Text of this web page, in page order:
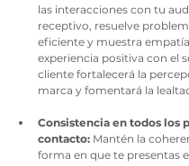
las interacciones con tu
receptivo, resuelve
eficiente y muestra
experiencia positiva con el
cliente fortalecerá la
marca y fomentará la
Consistencia en todos los
contacto: Mantén la
forma en que te presentas